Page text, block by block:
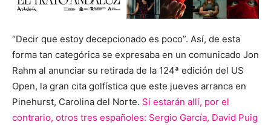
“Decir que estoy decepcionado es poco”. Así, de esta
forma tan categórica se expresaba en un comunicado Jon
Rahm al anunciar su retirada de la 124ª edición del US
Open, la gran cita golfística que este jueves arranca en
Pinehurst, Carolina del Norte. Sí estarán allí, por el
contrario, otros tres españoles: Sergio García, David Puig